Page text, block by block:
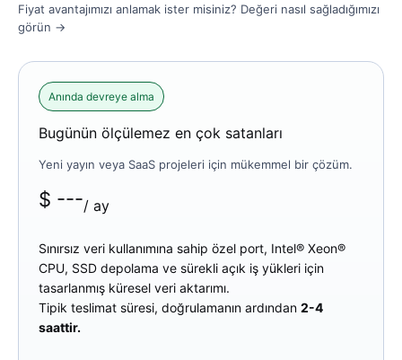
Fiyat avantajımızı anlamak ister misiniz? Değeri nasıl sağladığımızı
görün →
Anında devreye alma
Bugünün ölçülemez en çok satanları
Yeni yayın veya SaaS projeleri için mükemmel bir çözüm.
$ ---/ ay
Sınırsız veri kullanımına sahip özel port, Intel® Xeon®
CPU, SSD depolama ve sürekli açık iş yükleri için
tasarlanmış küresel veri aktarımı.
Tipik teslimat süresi, doğrulamanın ardından 2-4
saattir.